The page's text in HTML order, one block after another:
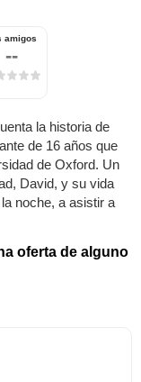
amigos
--
la historia de
de 16 años que
de Oxford. Un
David, y su vida
noche, a asistir a
oferta de alguno